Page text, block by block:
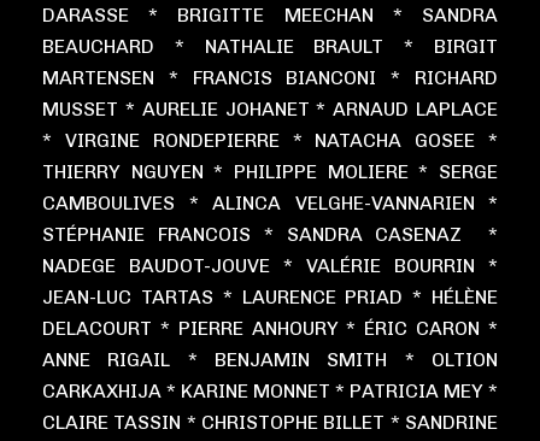
DARASSE * BRIGITTE MEECHAN * SANDRA
BEAUCHARD * NATHALIE BRAULT * BIRGIT
MARTENSEN * FRANCIS BIANCONI * RICHARD
MUSSET * AURELIE JOHANET * ARNAUD LAPLACE
* VIRGINE RONDEPIERRE * NATACHA GOSEE *
THIERRY NGUYEN * PHILIPPE MOLIERE * SERGE
CAMBOULIVES * ALINCA VELGHE-VANNARIEN *
STÉPHANIE FRANCOIS * SANDRA CASENAZ *
NADEGE BAUDOT-JOUVE * VALÉRIE BOURRIN *
JEAN-LUC TARTAS * LAURENCE PRIAD * HÉLÈNE
DELACOURT * PIERRE ANHOURY * ÉRIC CARON *
ANNE RIGAIL * BENJAMIN SMITH * OLTION
CARKAXHIJA * KARINE MONNET * PATRICIA MEY *
CLAIRE TASSIN * CHRISTOPHE BILLET * SANDRINE